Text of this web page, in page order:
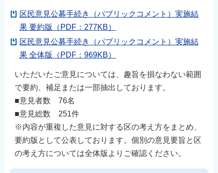
区民意見公募手続き（パブリックコメント）実施結
果 要約版（PDF：277KB）
区民意見公募手続き（パブリックコメント）実施結
果 全体版（PDF：969KB）
いただいたご意見については、趣旨を損なわない範囲
で要約、補足または一部抽出しております。
■意見者数 76名
■意見総数 251件
※内容が重複した意見に対する区の考え方をまとめ、
要約版として公表しております。個別の意見要旨と区
の考え方については全体版よりご確認ください。
繁體中文
한국어
नेपाली
Filipino